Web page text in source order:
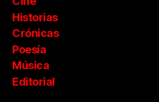
Historias
Crónicas
Poesía
Música
Editorial